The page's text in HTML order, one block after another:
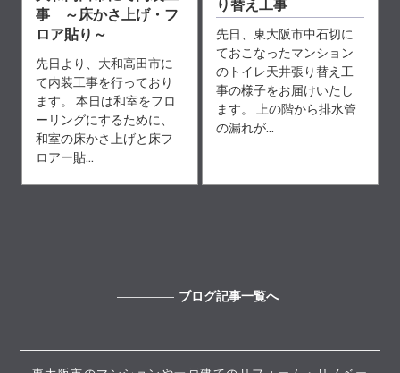
事 ～床かさ上げ・フ
ロア貼り～
先日より、大和高田市に
て内装工事を行っており
ます。 本日は和室をフロ
ーリングにするために、
和室の床かさ上げと床フ
ロアー貼...
り替え工事
先日、東大阪市中石切に
ておこなったマンション
のトイレ天井張り替え工
事の様子をお届けいたし
ます。 上の階から排水管
の漏れが...
ブログ記事一覧へ